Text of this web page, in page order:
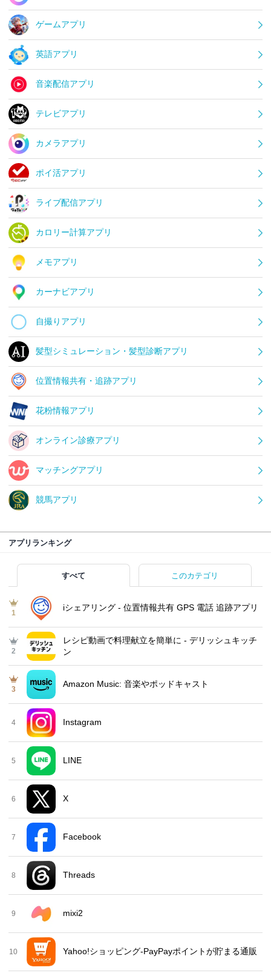
ゲームアプリ
英語アプリ
音楽配信アプリ
テレビアプリ
カメラアプリ
ポイ活アプリ
ライブ配信アプリ
カロリー計算アプリ
メモアプリ
カーナビアプリ
自撮りアプリ
髪型シミュレーション・髪型診断アプリ
位置情報共有・追跡アプリ
花粉情報アプリ
オンライン診療アプリ
マッチングアプリ
競馬アプリ
アプリランキング
すべて このカテゴリ
1
iシェアリング - 位置情報共有 GPS 電話 追跡アプリ
2
レシピ動画で料理献立を簡単‪に - デリッシュキッチ
ン
3
Amazon Music: 音楽やポッドキャスト
4 Instagram
5 LINE
6 X
7 Facebook
8 Threads
9 mixi2
10 Yahoo!ショッピング-PayPayポイントが貯まる通販